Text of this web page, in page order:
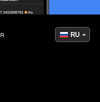
RU